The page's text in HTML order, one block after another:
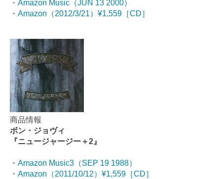
・ Amazon Music（JUN 13 2000）
・ Amazon（2012/3/21）¥1,559［CD］
商品情報
ボン・ジョヴィ
『ニュージャージー＋2』
・ Amazon Music3（SEP 19 1988）
・ Amazon（2011/10/12）¥1,559［CD］